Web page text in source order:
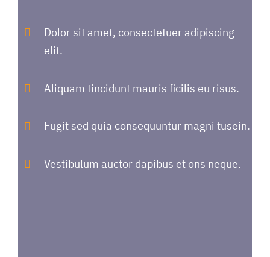
Dolor sit amet, consectetuer adipiscing
elit.
Aliquam tincidunt mauris ficilis eu risus.
Fugit sed quia consequuntur magni tusein.
Vestibulum auctor dapibus et ons neque.